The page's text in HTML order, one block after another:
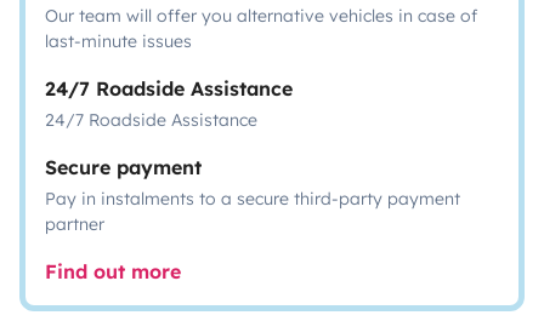
Our team will offer you alternative vehicles in case of
last-minute issues
24/7 Roadside Assistance
24/7 Roadside Assistance
Secure payment
Pay in instalments to a secure third-party payment
partner
Find out more